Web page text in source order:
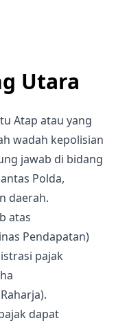
Utara
Atap atau yang
wadah kepolisian
jawab di bidang
Polda,
daerah.
atas
Pendapatan)
pajak
dapat